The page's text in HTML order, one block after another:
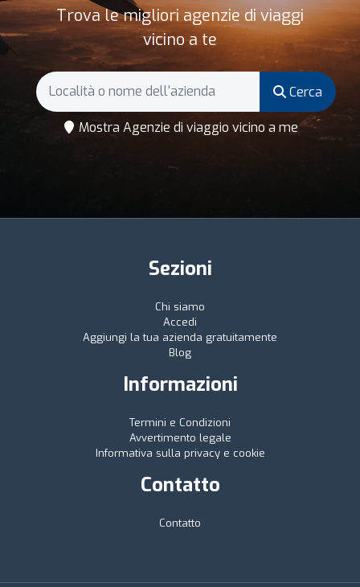
Trova le migliori agenzie di viaggi
vicino a te
Cerca
Mostra Agenzie di viaggio vicino a me
Sezioni
Chi siamo
Accedi
Aggiungi la tua azienda gratuitamente
Blog
Informazioni
Termini e Condizioni
Avvertimento legale
Informativa sulla privacy e cookie
Contatto
Contatto